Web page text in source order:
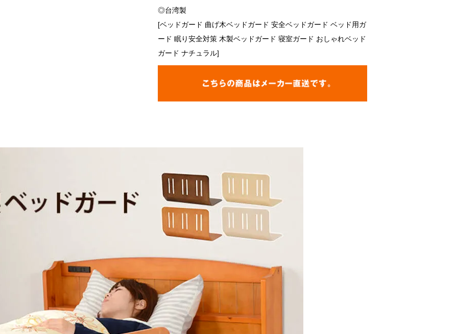
◎台湾製
[ベッドガード 曲げ木ベッドガード 安全ベッドガード ベッド用ガ
ード 眠り安全対策 木製ベッドガード 寝室ガード おしゃれベッド
ガード ナチュラル]